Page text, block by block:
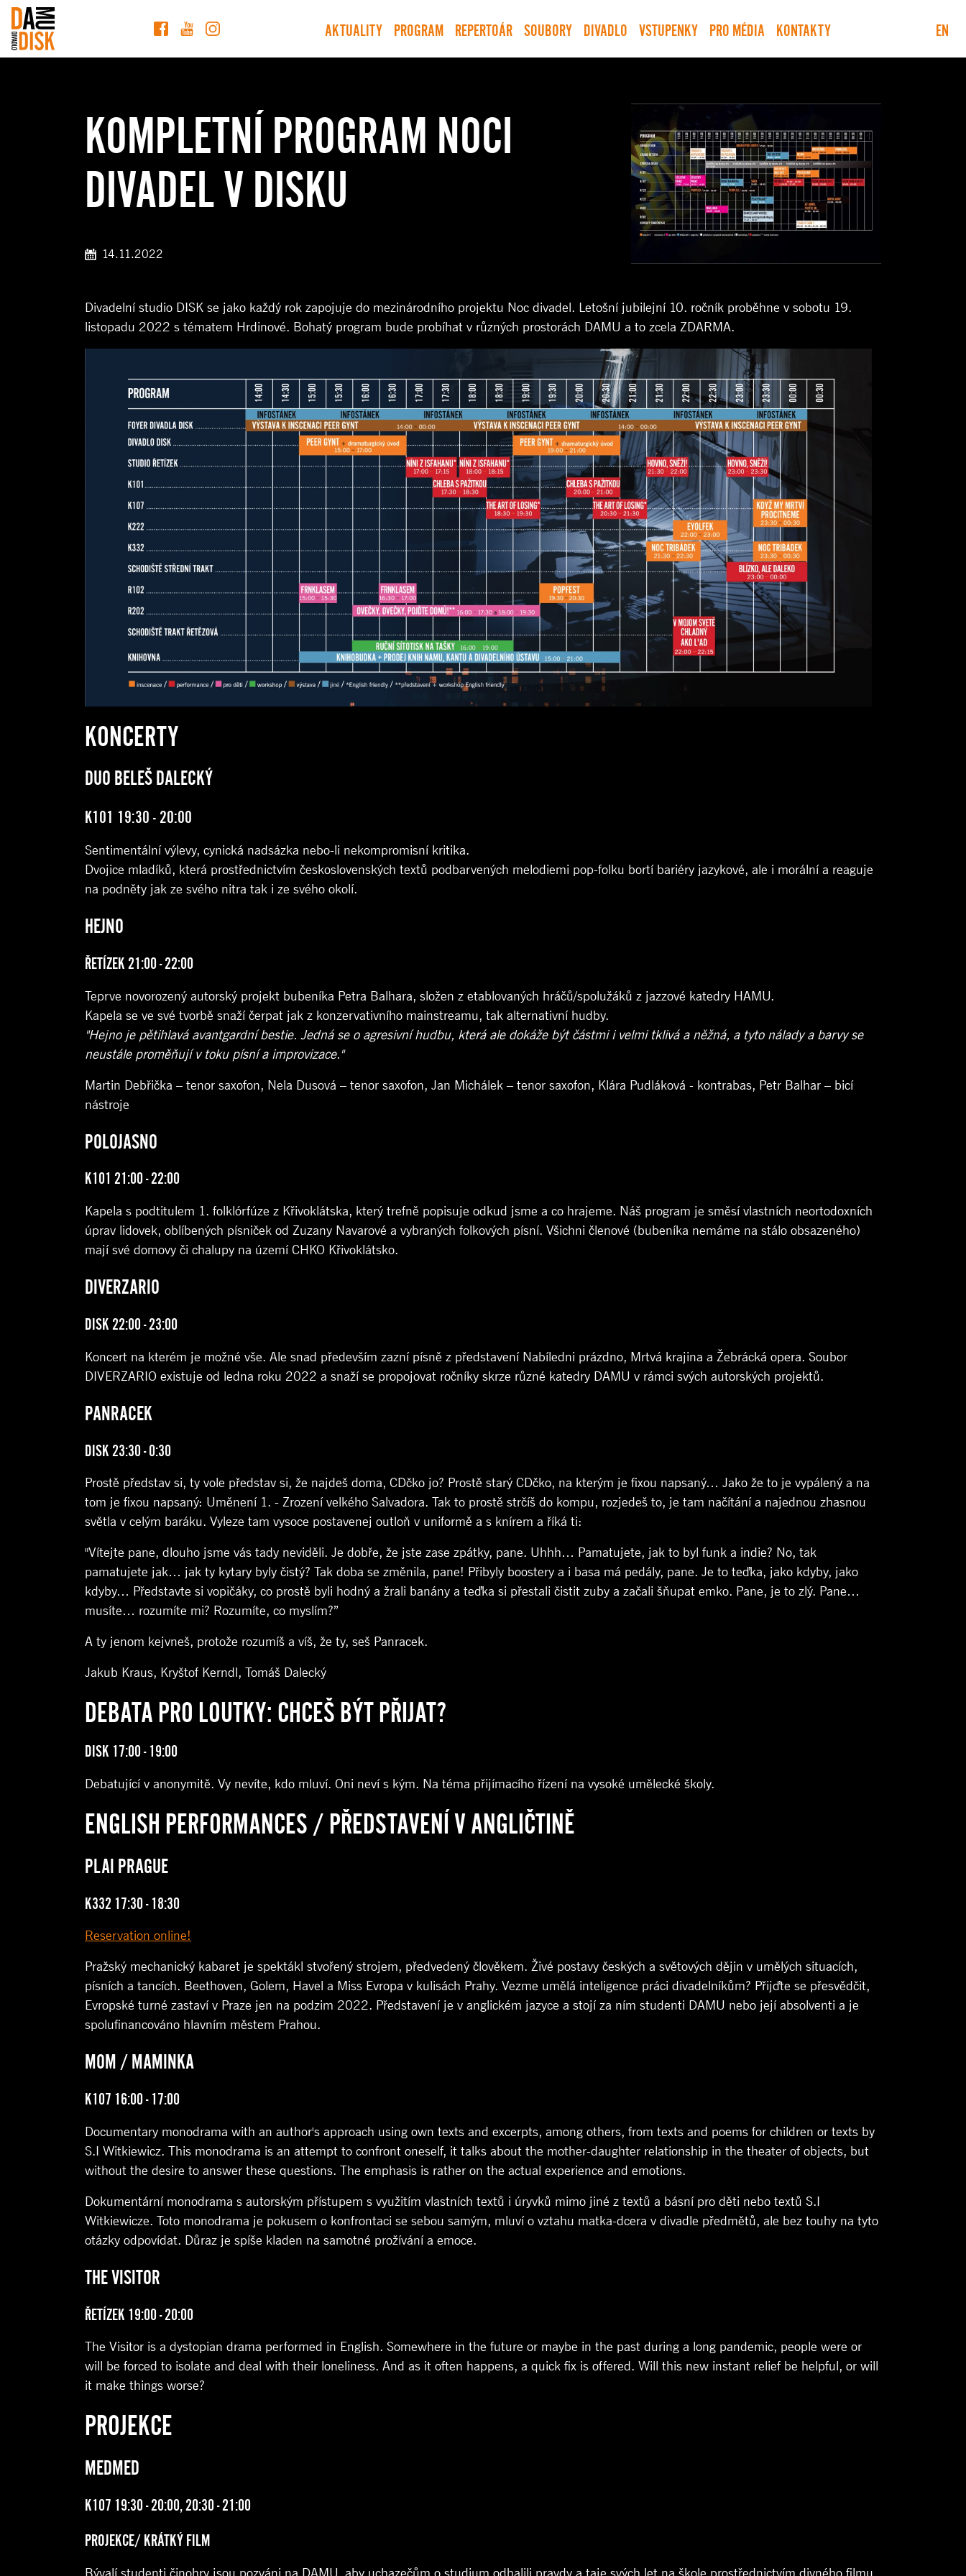
AKTUALITY PROGRAM REPERTOÁR SOUBORY DIVADLO VSTUPENKY PRO MÉDIA KONTAKTY EN
KOMPLETNÍ PROGRAM NOCI
DIVADEL V DISKU
14.11.2022
Divadelní studio DISK se jako každý rok zapojuje do mezinárodního projektu Noc divadel. Letošní jubilejní 10. ročník proběhne v sobotu 19.
listopadu 2022 s tématem Hrdinové. Bohatý program bude probíhat v různých prostorách DAMU a to zcela ZDARMA.
KONCERTY
DUO BELEŠ DALECKÝ
K101 19:30 - 20:00
Sentimentální výlevy, cynická nadsázka nebo-li nekompromisní kritika.
Dvojice mladíků, která prostřednictvím československých textů podbarvených melodiemi pop-folku bortí bariéry jazykové, ale i morální a reaguje
na podněty jak ze svého nitra tak i ze svého okolí.
HEJNO
ŘETÍZEK 21:00 - 22:00
Teprve novorozený autorský projekt bubeníka Petra Balhara, složen z etablovaných hráčů/spolužáků z jazzové katedry HAMU.
Kapela se ve své tvorbě snaží čerpat jak z konzervativního mainstreamu, tak alternativní hudby.
"Hejno je pětihlavá avantgardní bestie. Jedná se o agresivní hudbu, která ale dokáže být částmi i velmi tklivá a něžná, a tyto nálady a barvy se
neustále proměňují v toku písní a improvizace."
Martin Debřička – tenor saxofon, Nela Dusová – tenor saxofon, Jan Michálek – tenor saxofon, Klára Pudláková - kontrabas, Petr Balhar – bicí
nástroje
POLOJASNO
K101 21:00 - 22:00
Kapela s podtitulem 1. folklórfúze z Křivoklátska, který trefně popisuje odkud jsme a co hrajeme. Náš program je směsí vlastních neortodoxních
úprav lidovek, oblíbených písniček od Zuzany Navarové a vybraných folkových písní. Všichni členové (bubeníka nemáme na stálo obsazeného)
mají své domovy či chalupy na území CHKO Křivoklátsko.
DIVERZARIO
DISK 22:00 - 23:00
Koncert na kterém je možné vše. Ale snad především zazní písně z představení Nabíledni prázdno, Mrtvá krajina a Žebrácká opera. Soubor
DIVERZARIO existuje od ledna roku 2022 a snaží se propojovat ročníky skrze různé katedry DAMU v rámci svých autorských projektů.
PANRACEK
DISK 23:30 - 0:30
Prostě představ si, ty vole představ si, že najdeš doma, CDčko jo? Prostě starý CDčko, na kterým je fixou napsaný… Jako že to je vypálený a na
tom je fixou napsaný: Uměnení 1. - Zrození velkého Salvadora. Tak to prostě strčíš do kompu, rozjedeš to, je tam načítání a najednou zhasnou
světla v celým baráku. Vyleze tam vysoce postavenej outloň v uniformě a s knírem a říká ti:
"Vítejte pane, dlouho jsme vás tady neviděli. Je dobře, že jste zase zpátky, pane. Uhhh… Pamatujete, jak to byl funk a indie? No, tak
pamatujete jak… jak ty kytary byly čistý? Tak doba se změnila, pane! Přibyly boostery a i basa má pedály, pane. Je to teďka, jako kdyby, jako
kdyby… Představte si vopičáky, co prostě byli hodný a žrali banány a teďka si přestali čistit zuby a začali šňupat emko. Pane, je to zlý. Pane…
musíte… rozumíte mi? Rozumíte, co myslím?”
A ty jenom kejvneš, protože rozumíš a víš, že ty, seš Panracek.
Jakub Kraus, Kryštof Kerndl, Tomáš Dalecký
DEBATA PRO LOUTKY: CHCEŠ BÝT PŘIJAT?
DISK 17:00 - 19:00
Debatující v anonymitě. Vy nevíte, kdo mluví. Oni neví s kým. Na téma přijímacího řízení na vysoké umělecké školy.
ENGLISH PERFORMANCES / PŘEDSTAVENÍ V ANGLIČTINĚ
PLAI PRAGUE
K332 17:30 - 18:30
Reservation online!
Pražský mechanický kabaret je spektákl stvořený strojem, předvedený člověkem. Živé postavy českých a světových dějin v umělých situacích,
písních a tancích. Beethoven, Golem, Havel a Miss Evropa v kulisách Prahy. Vezme umělá inteligence práci divadelníkům? Přijďte se přesvědčit,
Evropské turné zastaví v Praze jen na podzim 2022. Představení je v anglickém jazyce a stojí za ním studenti DAMU nebo její absolventi a je
spolufinancováno hlavním městem Prahou.
MOM / MAMINKA
K107 16:00 - 17:00
Documentary monodrama with an author's approach using own texts and excerpts, among others, from texts and poems for children or texts by
S.I Witkiewicz. This monodrama is an attempt to confront oneself, it talks about the mother-daughter relationship in the theater of objects, but
without the desire to answer these questions. The emphasis is rather on the actual experience and emotions.
Dokumentární monodrama s autorským přístupem s využitím vlastních textů i úryvků mimo jiné z textů a básní pro děti nebo textů S.I
Witkiewicze. Toto monodrama je pokusem o konfrontaci se sebou samým, mluví o vztahu matka-dcera v divadle předmětů, ale bez touhy na tyto
otázky odpovídat. Důraz je spíše kladen na samotné prožívání a emoce.
THE VISITOR
ŘETÍZEK 19:00 - 20:00
The Visitor is a dystopian drama performed in English. Somewhere in the future or maybe in the past during a long pandemic, people were or
will be forced to isolate and deal with their loneliness. And as it often happens, a quick fix is offered. Will this new instant relief be helpful, or will
it make things worse?
PROJEKCE
MEDMED
K107 19:30 - 20:00, 20:30 - 21:00
PROJEKCE/ KRÁTKÝ FILM